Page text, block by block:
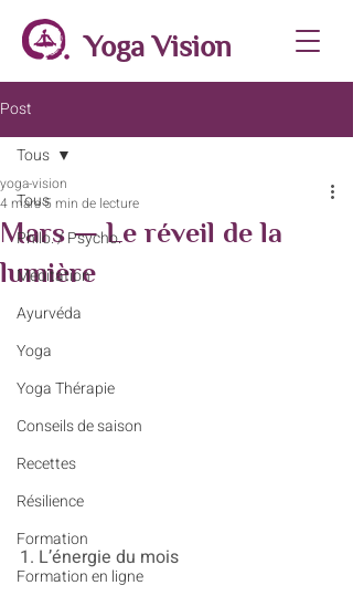
Yoga Vision
Post
Tous
Philo. / Psycho.
Méditation
Ayurvéda
Yoga
Yoga Thérapie
Conseils de saison
Recettes
Résilience
Formation
Formation en ligne
Tous
Mars — Le réveil de la
lumière
yoga-vision
4 mars5 min de lecture
1. L’énergie du mois